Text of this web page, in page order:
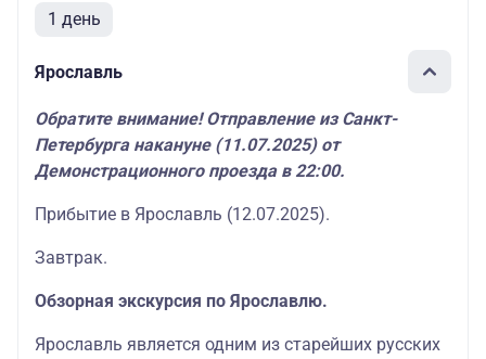
1 день
Ярославль
Обратите внимание! Отправление из Санкт-
Петербурга накануне (11.07.2025) от
Демонстрационного проезда в 22:00.
Прибытие в Ярославль (12.07.2025).
Завтрак.
Обзорная экскурсия по Ярославлю.
Ярославль является одним из старейших русских